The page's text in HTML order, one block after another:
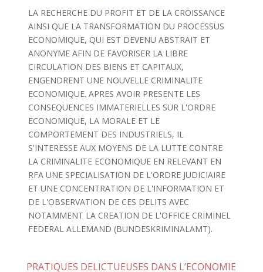
LA RECHERCHE DU PROFIT ET DE LA CROISSANCE
AINSI QUE LA TRANSFORMATION DU PROCESSUS
ECONOMIQUE, QUI EST DEVENU ABSTRAIT ET
ANONYME AFIN DE FAVORISER LA LIBRE
CIRCULATION DES BIENS ET CAPITAUX,
ENGENDRENT UNE NOUVELLE CRIMINALITE
ECONOMIQUE. APRES AVOIR PRESENTE LES
CONSEQUENCES IMMATERIELLES SUR L'ORDRE
ECONOMIQUE, LA MORALE ET LE
COMPORTEMENT DES INDUSTRIELS, IL
S'INTERESSE AUX MOYENS DE LA LUTTE CONTRE
LA CRIMINALITE ECONOMIQUE EN RELEVANT EN
RFA UNE SPECIALISATION DE L'ORDRE JUDICIAIRE
ET UNE CONCENTRATION DE L'INFORMATION ET
DE L'OBSERVATION DE CES DELITS AVEC
NOTAMMENT LA CREATION DE L'OFFICE CRIMINEL
FEDERAL ALLEMAND (BUNDESKRIMINALAMT).
PRATIQUES DELICTUEUSES DANS L’ECONOMIE